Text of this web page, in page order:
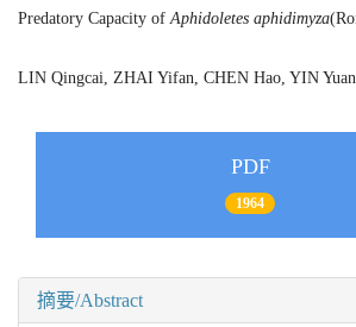
Predatory Capacity ofAphidoletes aphidimyza
LIN Qingcai, ZHAI Yifan, CHEN Hao, YIN
PDF
1964
摘要/Abstract